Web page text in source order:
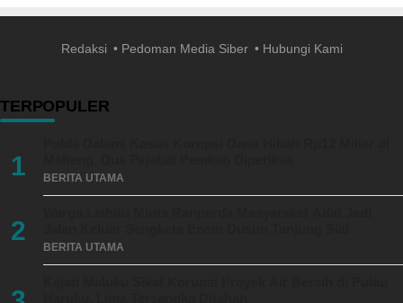
Redaksi Pedoman Media Siber Hubungi Kami
TERPOPULER
1 BERITA UTAMA
2
BERITA UTAMA